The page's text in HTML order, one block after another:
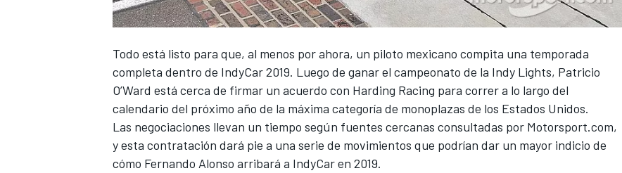
Todo está listo para que, al menos por ahora, un piloto mexicano compita una temporada
completa dentro de IndyCar 2019. Luego de ganar el campeonato de la Indy Lights, Patricio
O’Ward está cerca de firmar un acuerdo con Harding Racing para correr a lo largo del
calendario del próximo año de la máxima categoría de monoplazas de los Estados Unidos.
Las negociaciones llevan un tiempo según fuentes cercanas consultadas por Motorsport.com,
y esta contratación dará pie a una serie de movimientos que podrían dar un mayor indicio de
cómo Fernando Alonso arribará a IndyCar en 2019.